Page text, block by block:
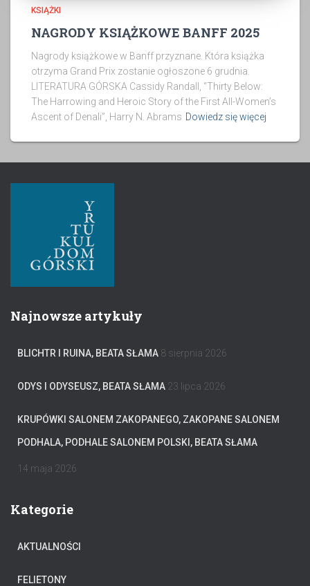
KSIĄŻKI
NAGRODY KSIĄŻKOWE BANFF 2025
Nagrody książkowe w Banff przyznane. Która książka
otrzyma Grand Prix zostanie ogłoszone 6 grudnia.
LITERATURA GÓRSKA Cassidy Randall, “Thirty Below:
The Harrowing and Heroic Story of the First All-Women’s
Ascent of Denali”, Harry N. Abrams Dowiedz się więcej
Najnowsze artykuły
BLICHTR I RUINA, BEATA SŁAMA 8 sierpnia 2026
ODYS I ODYSEUSZ, BEATA SŁAMA 23 lipca 2026
KRUPÓWKI SALONEM ZAKOPANEGO, ZAKOPANE SALONEM
PODHALA, PODHALE SALONEM POLSKI, BEATA SŁAMA
14 maja 2026
Kategorie
AKTUALNOŚCI
FELIETONY